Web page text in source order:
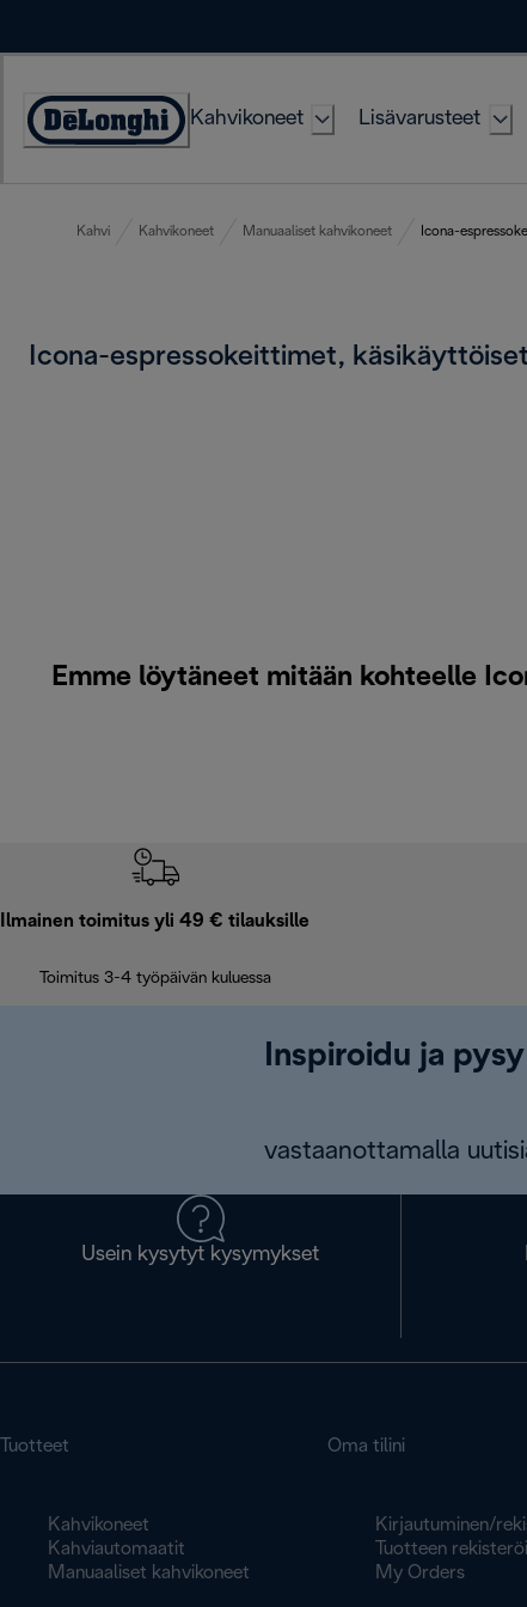
Accessibility
Kahvikoneet Lisävarusteet
Kahvi Kahvikoneet Manuaaliset kahvikoneet Icona-
Icona-espressokeittimet, käsikäyttöiset
Emme löytäneet mitään kohteelle
Ilmainen toimitus yli 49 € tilauksille
Toimitus 3-4 työpäivän kuluessa
Inspiroidu ja
vastaanottamalla
Usein kysytyt kysymykset
Tuotteet
Kahvikoneet
Kahviautomaatit
Manuaaliset kahvikoneet
Oma tilini
Kirjautuminen/
Tuotteen
My Orders